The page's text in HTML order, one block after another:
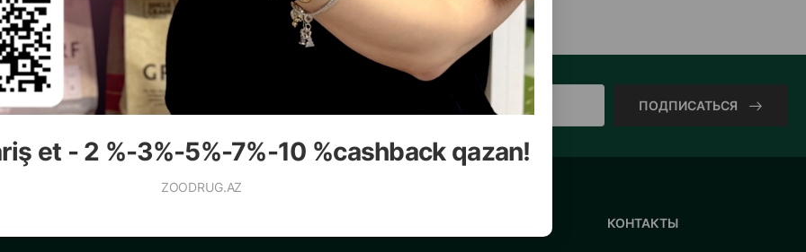
et - 2 %-3%-5%-7%-10 %cashback qazan!
ZOODRUG.AZ
и ПОДПИСАТЬСЯ
КОНТАКТЫ